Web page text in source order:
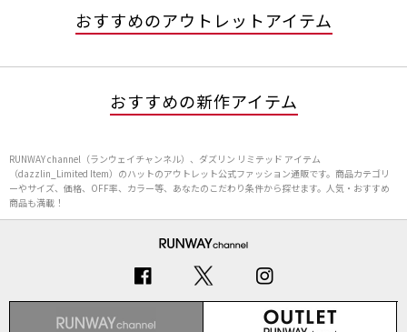
おすすめのアウトレットアイテム
おすすめの新作アイテム
RUNWAY channel（ランウェイチャンネル）、ダズリン リミテッド アイテム
（dazzlin_Limited Item）のハットのアウトレット公式ファッション通販です。商品カテゴリ
ーやサイズ、価格、OFF率、カラー等、あなたのこだわり条件から探せます。人気・おすすめ
商品も満載！